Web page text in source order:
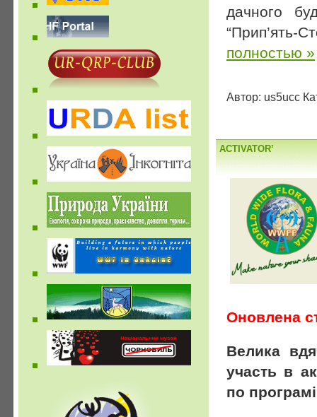
дачного
“Прип’ять-
полностью »
Автор: us5ucc
ACTIVATOR’
Оновлена
Велика
участь в
по